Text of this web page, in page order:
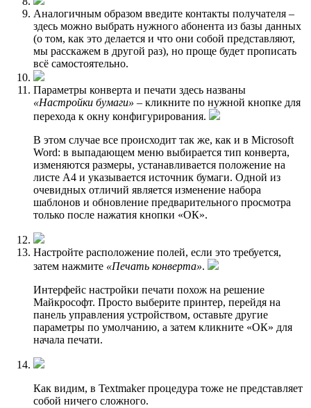
Аналогичным образом введите контакты получателя –
здесь можно выбрать нужного абонента из базы данных
(о том, как это делается и что они собой представляют,
мы расскажем в другой раз), но проще будет прописать
всё самостоятельно.
Параметры конверта и печати здесь названы
«Настройки бумаги» – кликните по нужной кнопке для
перехода к окну конфигурирования.
В этом случае все происходит так же, как и в Microsoft
Word: в выпадающем меню выбирается тип конверта,
изменяются размеры, устанавливается положение на
листе А4 и указывается источник бумаги. Одной из
очевидных отличий является изменение набора
шаблонов и обновление предварительного просмотра
только после нажатия кнопки «ОК».
Настройте расположение полей, если это требуется,
затем нажмите «Печать конверта».
Интерфейс настройки печати похож на решение
Майкрософт. Просто выберите принтер, перейдя на
панель управления устройством, оставьте другие
параметры по умолчанию, а затем кликните «ОК» для
начала печати.
Как видим, в Textmaker процедура тоже не представляет
собой ничего сложного.